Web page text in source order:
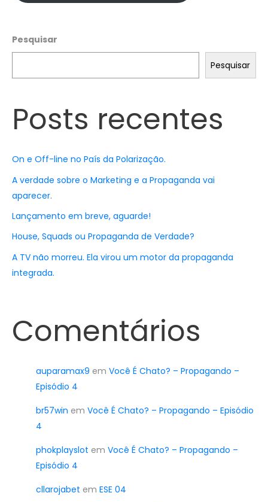
Pesquisar
Pesquisar
Posts recentes
On e Off-line no País da Polarização.
A verdade sobre o Marketing e a Propaganda vai
aparecer.
Lançamento em breve, aguarde!
House, Squads ou Propaganda de Verdade?
A TV não morreu. Ela virou um motor da propaganda
integrada.
Comentários
auparamax9 em Você É Chato? – Propagando –
Episódio 4
br57win em Você É Chato? – Propagando – Episódio
4
phokplayslot em Você É Chato? – Propagando –
Episódio 4
cllarojabet em ESE 04